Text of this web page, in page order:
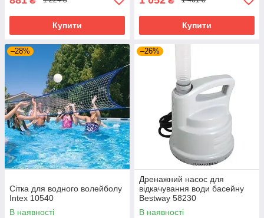
Купити Купити
–28%
Сітка для водного волейболу
Intex 10540
В наявності
–26%
Дренажний насос для
відкачування води басейну
Bestway 58230
В наявності